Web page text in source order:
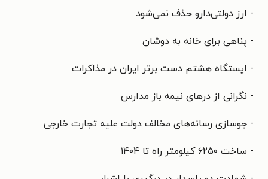
- ارز دولتی‌دارو حذف نمی‌شود
- پناهی برای خانه به دوشان
- ایستگاه هشتم دست برتر ایران در مذاکرات
- نگرانی از درهای نیمه باز مدارس
- جوسازی رسانه‌های مخالف دولت علیه تجارت خارجی
- ساخت ۶۲۵۰ کیلومتر راه‌ تا ۱۴۰۴